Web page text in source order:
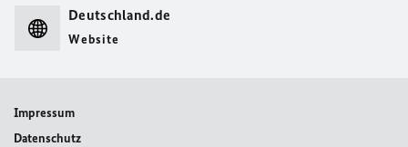
Deutschland.de
Website
Impressum
Datenschutz